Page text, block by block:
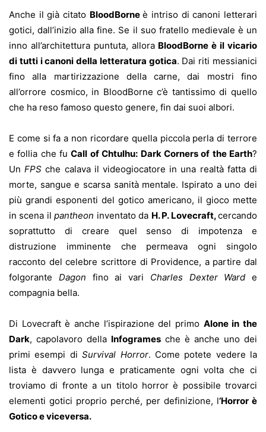
Anche il già citato BloodBorneè intriso di canoni letterari
gotici, dall’inizio alla fine. Se il suo fratello medievale è un
inno all’architettura puntuta, allora BloodBorne è il vicario
di tutti i canoni della letteratura gotica. Dai riti messianici
fino alla martirizzazione della carne, dai mostri fino
all’orrore cosmico, in BloodBorne c’è tantissimo di quello
che ha reso famoso questo genere, fin dai suoi albori.
E come si fa a non ricordare quella piccola perla di terrore
e follia che fuCall of Chtulhu: Dark Corners of the Earth?
UnFPS che calava il videogiocatore in una realtà fatta di
morte, sangue e scarsa sanità mentale. Ispirato a uno dei
più grandi esponenti del gotico americano, il gioco mette
in scena ilpantheon inventato da H. P. Lovecraft,cercando
soprattutto di creare quel senso di impotenza e
distruzione imminente che permeava ogni singolo
racconto del celebre scrittore di Providence, a partire dal
folgorante Dagon fino ai vari Charles Dexter Ward e
compagnia bella.
Di Lovecraft è anche l’ispirazione del primo Alone in the
Dark, capolavoro della Infogrames che è anche uno dei
primi esempi diSurvival Horror. Come potete vedere la
lista è davvero lunga e praticamente ogni volta che ci
troviamo di fronte a un titolo horror è possibile trovarci
elementi gotici proprio perché, per definizione, l’Horror è
Gotico e viceversa.